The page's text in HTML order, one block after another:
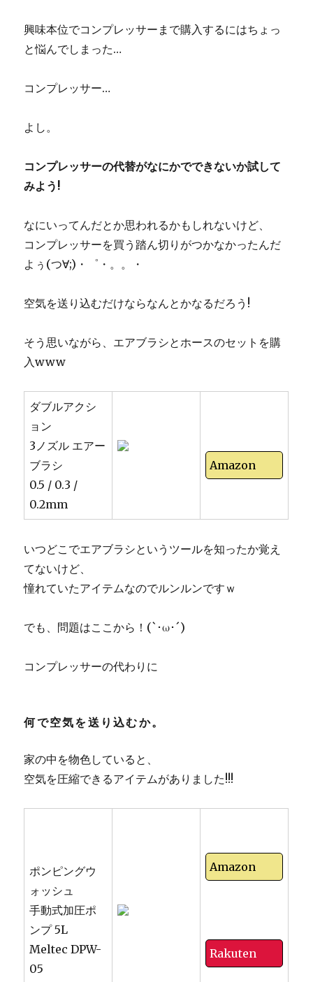
興味本位でコンプレッサーまで購入するにはちょっ
と悩んでしまった…
コンプレッサー…
よし。
コンプレッサーの代替がなにかでできないか試して
みよう!
なにいってんだとか思われるかもしれないけど、
コンプレッサーを買う踏ん切りがつかなかったんだ
よぅ(つ∀;)・゜・。。・
空気を送り込むだけならなんとかなるだろう!
そう思いながら、エアブラシとホースのセットを購
入www
ダブルアクシ
ョン
3ノズル エアー
ブラシ
0.5 / 0.3 /
0.2mm
Amazon
いつどこでエアブラシというツールを知ったか覚え
てないけど、
憧れていたアイテムなのでルンルンですｗ
でも、問題はここから！(`･ω･´)
コンプレッサーの代わりに
何で空気を送り込むか。
家の中を物色していると、
空気を圧縮できるアイテムがありました!!!
ポンピングウ
ォッシュ
手動式加圧ポ
ンプ 5L
Meltec DPW-
05
Amazon
Rakuten